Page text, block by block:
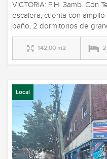
VICTORIA: P.H. 3amb. Con
escalera, cuenta con
baño, 2 dormitorios de
142,00 m2 2
Local